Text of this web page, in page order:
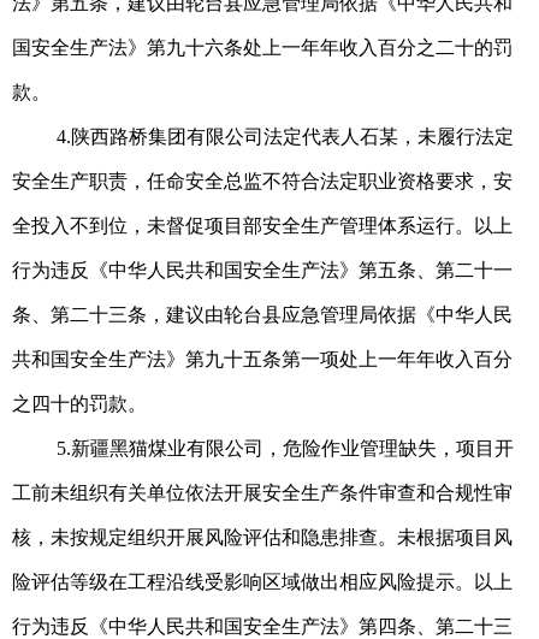
国安全生产法》第九十六条处上一年年收入百分之二十的罚
款。
4.陕西路桥集团有限公司法定代表人石某，未履行法定
安全生产职责，任命安全总监不符合法定职业资格要求，安
全投入不到位，未督促项目部安全生产管理体系运行。以上
行为违反《中华人民共和国安全生产法》第五条、第二十一
条、第二十三条，建议由轮台县应急管理局依据《中华人民
共和国安全生产法》第九十五条第一项处上一年年收入百分
之四十的罚款。
5.新疆黑猫煤业有限公司，危险作业管理缺失，项目开
工前未组织有关单位依法开展安全生产条件审查和合规性审
核，未按规定组织开展风险评估和隐患排查。未根据项目风
险评估等级在工程沿线受影响区域做出相应风险提示。以上
行为违反《中华人民共和国安全生产法》第四条、第二十三